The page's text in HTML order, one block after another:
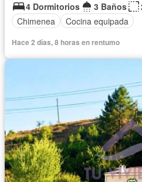
4 Dormitorios
3 Baños
Chimenea
Cocina equipada
Hace 2 días, 8 horas en rentumo